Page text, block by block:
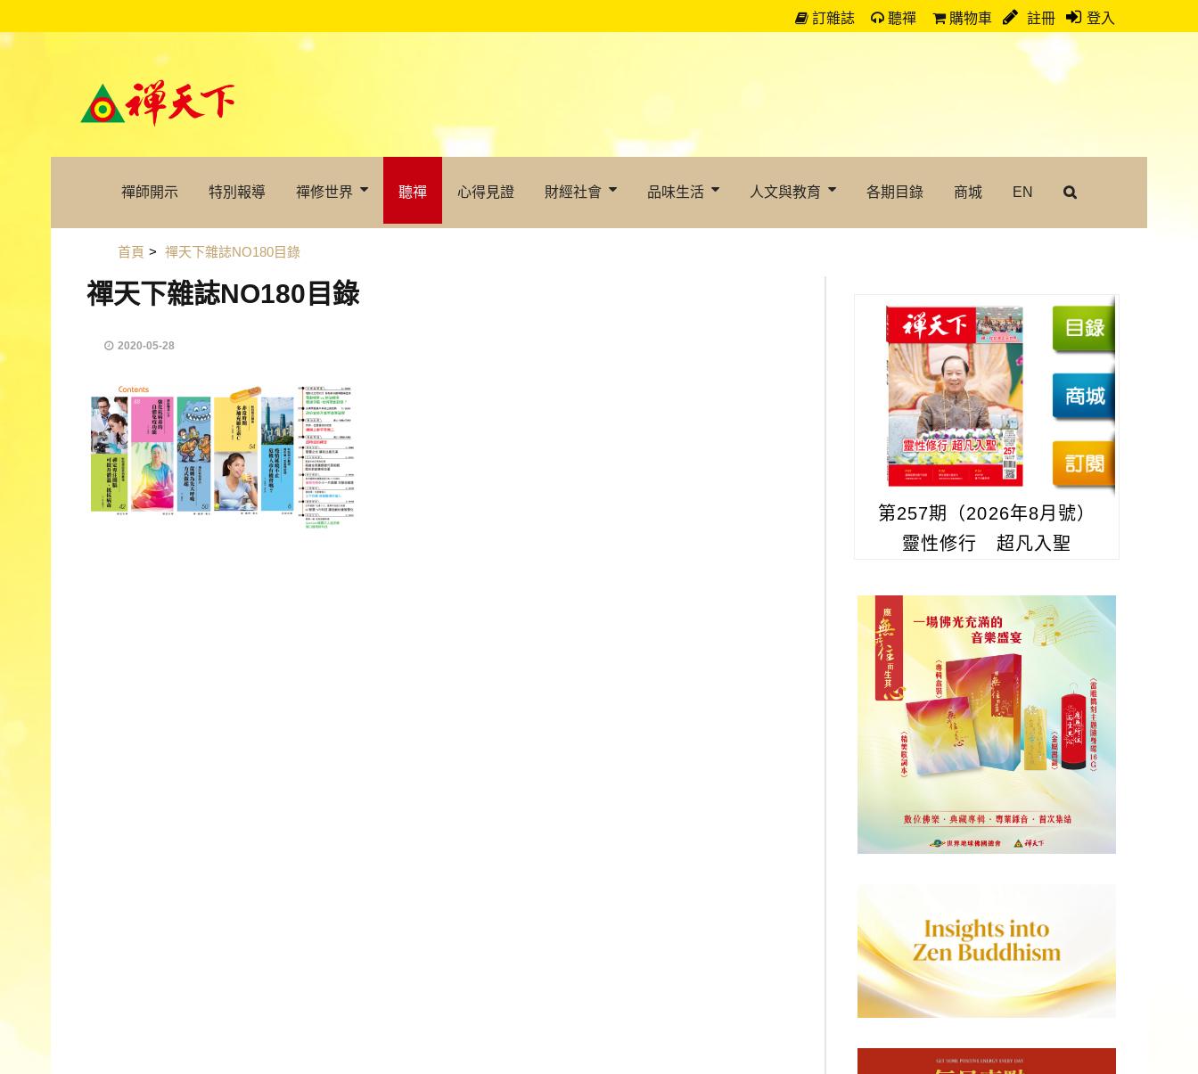
訂雜誌 聽禪 購物車 註冊 登入
禪師開示 特別報導 禪修世界 聽禪 心得見證 財經社會 品味生活 人文與教育 各期目錄 商城 EN
首頁 > 禪天下雜誌NO180目錄
禪天下雜誌NO180目錄
2020-05-28
第257期（2026年8月號）
靈性修行 超凡入聖